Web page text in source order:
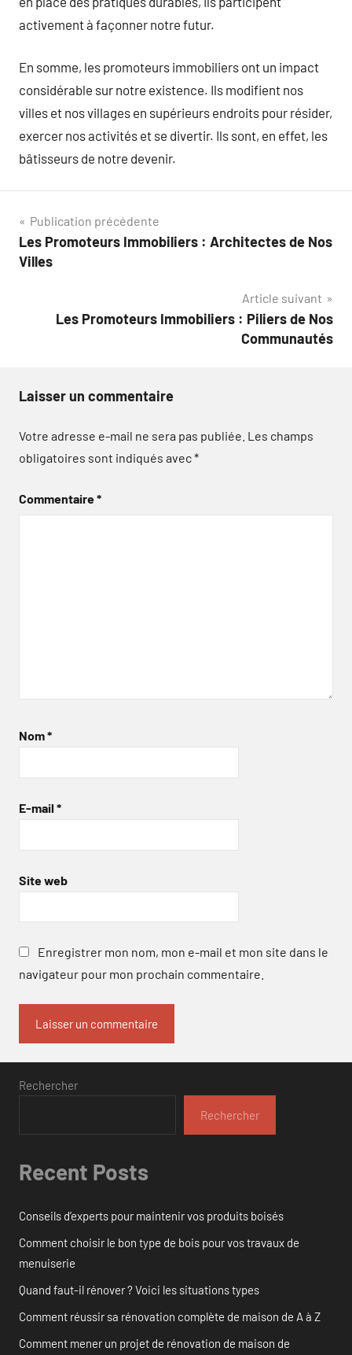
activement à façonner notre futur.
En somme, les promoteurs immobiliers ont un impact
considérable sur notre existence. Ils modifient nos
villes et nos villages en supérieurs endroits pour résider,
exercer nos activités et se divertir. Ils sont, en effet, les
bâtisseurs de notre devenir.
Navigation
de
Publication précédente
Les Promoteurs Immobiliers : Architectes de Nos
Villes
Article suivant
Les Promoteurs Immobiliers : Piliers de Nos
Communautés
Laisser un commentaire
Votre adresse e-mail ne sera pas publiée. Les champs
obligatoires sont indiqués avec*
Commentaire*
Nom*
E-mail *
Site web
Enregistrer mon nom, mon e-mail et mon site dans le
navigateur pour mon prochain commentaire.
Rechercher
Rechercher
Recent Posts
Conseils d’experts pour maintenir vos produits boisés
Comment choisir le bon type de bois pour vos travaux de
menuiserie
Quand faut-il rénover ? Voici les situations types
Comment réussir sa rénovation complète de maison de A à Z
Comment mener un projet de rénovation de maison de